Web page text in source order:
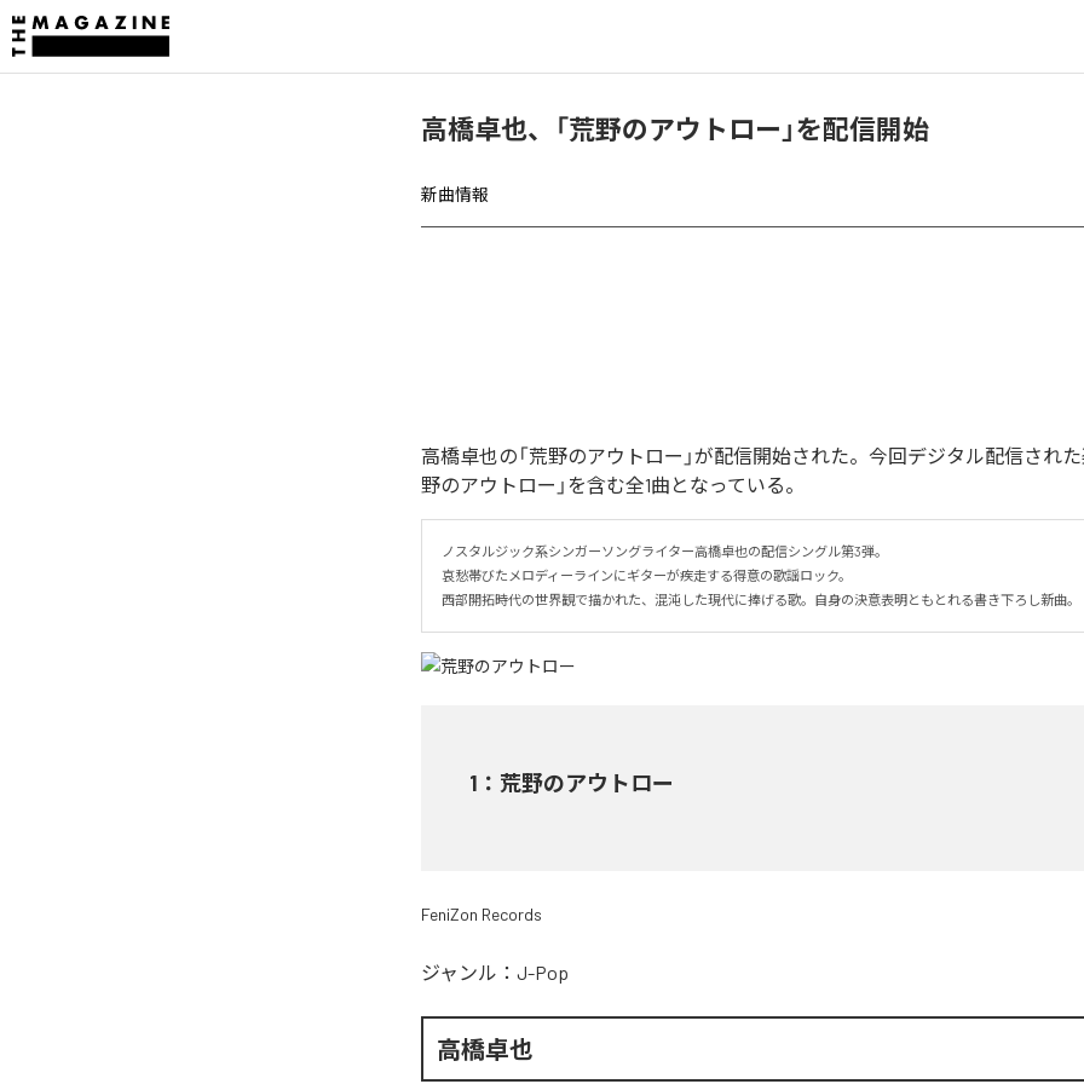
高橋卓也、「荒野のアウトロー」を配信開始
新曲情報
高橋卓也の「荒野のアウトロー」が配信開始された。今回デジタル配信された
野のアウトロー」を含む全1曲となっている。
ノスタルジック系シンガーソングライター高橋卓也の配信シングル第3弾。
哀愁帯びたメロディーラインにギターが疾走する得意の歌謡ロック。
西部開拓時代の世界観で描かれた、混沌した現代に捧げる歌。自身の決意表明ともとれる書き下ろし新曲。
1 ： 荒野のアウトロー
FeniZon Records
ジャンル： J-Pop
高橋卓也